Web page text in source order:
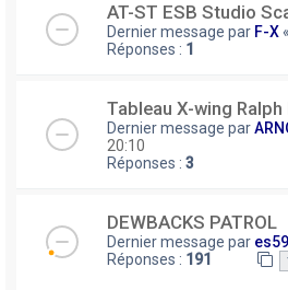
AT-ST ESB Studio
Dernier message par F-X «
Réponses : 1
Tableau X-wing
Dernier message par
20:10
Réponses : 3
DEWBACKS PATROL
Dernier message par es59
Réponses : 191